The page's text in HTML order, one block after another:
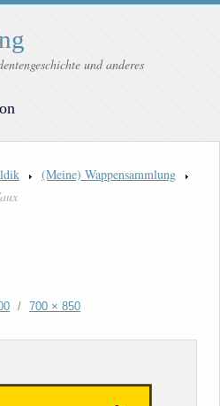
und anderes
(Meine) Wappensammlung
/ 700 × 850